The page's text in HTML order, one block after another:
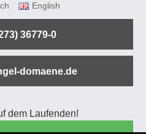
English
36779-0
domaene.de
dem Laufenden!